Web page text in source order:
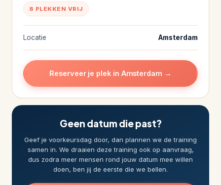
8 PLEKKEN VRIJ
Locatie Amsterdam
Reserveer je plek in Amsterdam →
Geen datum die past?
Geef je voorkeursdag door, dan plannen we de training
samen in. We draaien deze training ook op aanvraag,
dus zodra meer mensen rond jouw datum mee willen
doen, ben jij de eerste die we bellen.